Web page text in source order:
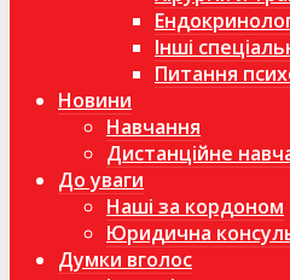
Інші
Питання
Новини
Навчання
Дистанційне
До уваги
Наші за кордоном
Юридична
Думки вголос